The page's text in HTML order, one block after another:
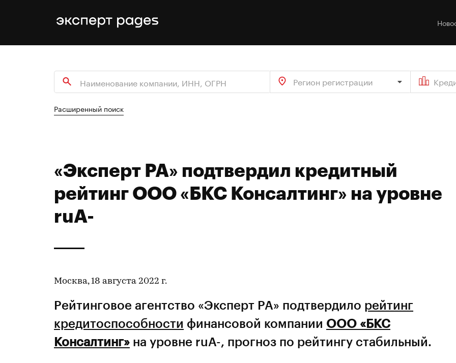
Регион регистрации
Расширенный поиск
«Эксперт РА» подтвердил кредитный
рейтинг ООО «БКС Консалтинг» на уровне
ruA-
Москва, 18 августа 2022 г.
Рейтинговое агентство «Эксперт РА» подтвердило рейтинг
кредитоспособности финансовой компании ООО «БКС
Консалтинг» на уровне ruA-, прогноз по рейтингу стабильный.